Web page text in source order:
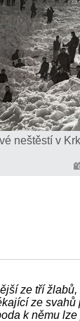
neštěstí v
ze tří žlabů,
ze svahů
k němu